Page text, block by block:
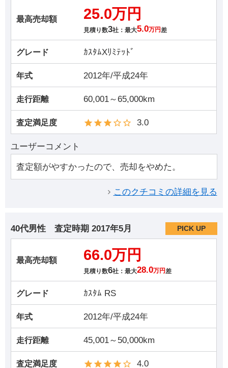
最高売却額 25.0万円
見積り数3社：最大5.0万円 差
グレード ｶｽﾀﾑXﾘﾐﾃｯﾄﾞ
年式 2012年/平成24年
走行距離 60,001～65,000km
査定満足度 3.0
ユーザーコメント
査定額がやすかったので、売却をやめた。
このクチコミの詳細を見る
40代男性 査定時期 2017年5月 PICK UP
最高売却額 66.0万円
見積り数6社：最大28.0万円 差
グレード ｶｽﾀﾑ RS
年式 2012年/平成24年
走行距離 45,001～50,000km
査定満足度 4.0